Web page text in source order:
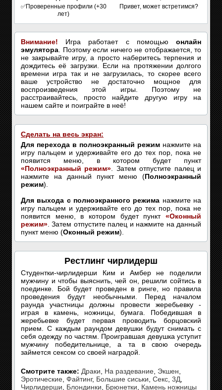
✅Проверенные профили (+30
лет)
Привет, может встретимся?
Внимание! Игра работает с помощью онлайн
эмулятора . Поэтому если ничего не отображается, то
не закрывайте игру, а просто наберитесь терпения и
дождитесь её загрузки. Если на протяжении долгого
времени игра так и не загрузилась, то скорее всего
ваше устройство не достаточно мощное для
воспроизведения этой игры. Поэтому не
расстраивайтесь, просто найдите другую игру на
нашем сайте и поиграйте в неё!
Сделать на весь экран:
Для перехода в полноэкранный режим нажмите на
игру пальцем и удерживайте его до тех пор, пока не
появится меню, в котором будет пункт
«Полноэкранный режим» . Затем отпустите палец и
нажмите на данный пункт меню (Полноэкранный
режим).
Для выхода с полноэкранного режима нажмите на
игру пальцем и удерживайте его до тех пор, пока не
появится меню, в котором будет пункт «Оконный
режим» . Затем отпустите палец и нажмите на данный
пункт меню (Оконный режим).
Рестлинг чирлидерш
Студентки-чирлидерши Ким и Амбер не поделили
мужчину и чтобы выяснить, чей он, решили сойтись в
поединке. Бой будет проведен в ринге, но правила
проведения будут необычными. Перед началом
раунда участницы должны провести жеребьевку -
играя в камень, ножницы, бумага. Победившая в
жеребьевке будет первая проводить борцовский
прием. С каждым раундом девушки будут снимать с
себя одежду по частям. Проигравшая девушка уступит
мужчину победительнице, а та в свою очередь
займется сексом со своей наградой.
Смотрите также: Драки На раздевание Экшен
Эротические Файтинг, Большие сиськи Секс 3Д
Чирлидерши
Блондинки Брюнетки
Камень ножницы